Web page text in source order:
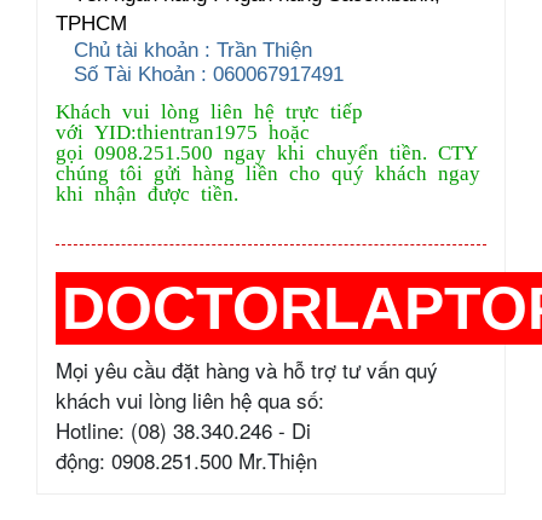
TPHCM
Chủ tài khoản : Trần Thiện
Số Tài Khoản : 060067917491
Khách vui lòng liên hệ trực tiếp
với YID:thientran1975 hoặc
gọi 0908.251.500 ngay khi chuyển tiền. CTY
chúng tôi gửi hàng liền cho quý khách ngay
khi nhận được tiền.
Mọi yêu cầu đặt hàng và hỗ trợ tư vấn quý
khách vui lòng liên hệ qua số:
Hotline: (08) 38.340.246 - Di
động: 0908.251.500 Mr.Thiện